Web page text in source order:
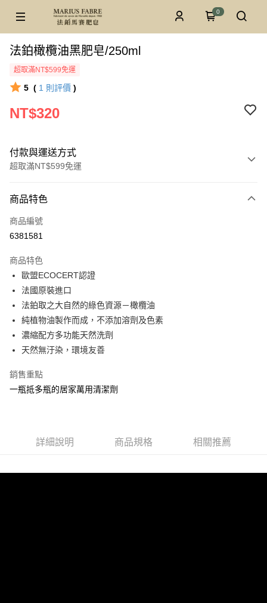
0
法鉑橄欖油黑肥皂/250ml
超取滿NT$599免運
5 ( 1 則評價 )
NT$320
付款與運送方式
超取滿NT$599免運
信用卡一次付款
超商取貨付款
Apple Pay
悠遊付
全盈+PAY
運送方式
每筆NT$60，滿NT$599(含以上)免運費
7-11取貨付款
商品特色
商品編號
6381581
商品特色
歐盟ECOCERT認證
法國原裝進口
法鉑取之大自然的綠色資源－橄欖油
純植物油製作而成，不添加溶劑及色素
濃縮配方多功能天然洗劑
天然無汙染，環境友善
銷售重點
一瓶抵多瓶的居家萬用清潔劑
詳細說明 商品規格 相關推薦